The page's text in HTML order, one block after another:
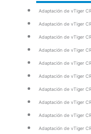
Adaptación de vTiger
Adaptación de vTiger
Adaptación de vTiger
Adaptación de vTiger
Adaptación de vTiger
Adaptación de vTiger
Adaptación de vTiger
Adaptación de vTiger
Adaptación de vTiger
Adaptación de vTiger